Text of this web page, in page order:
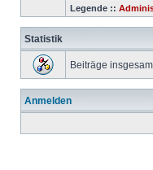
Legende ::
Statistik
Beiträge
Anmelden